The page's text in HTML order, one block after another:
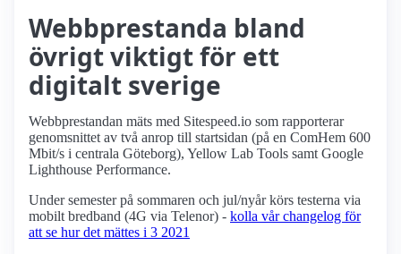
Webbprestanda bland
övrigt viktigt för ett
digitalt sverige
Webbprestandan mäts med Sitespeed.io som rapporterar
genomsnittet av två anrop till startsidan (på en ComHem 600
Mbit/s i centrala Göteborg), Yellow Lab Tools samt Google
Lighthouse Performance.
Under semester på sommaren och jul/nyår körs testerna via
mobilt bredband (4G via Telenor) - kolla vår changelog för
att se hur det mättes i 3 2021